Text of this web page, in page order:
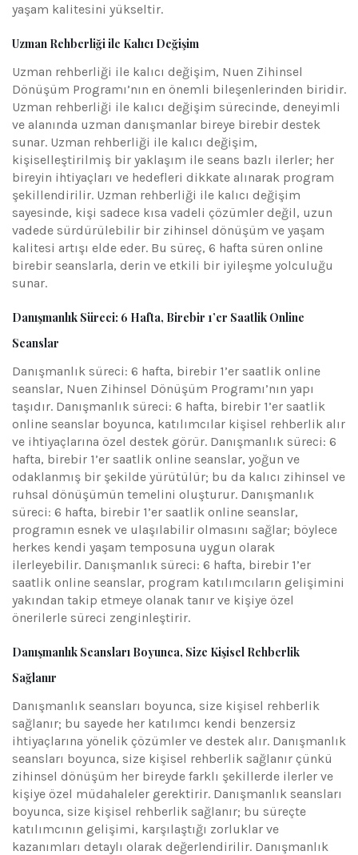
yaşam kalitesini yükseltir.
Uzman Rehberliği ile Kalıcı Değişim
Uzman rehberliği ile kalıcı değişim, Nuen Zihinsel
Dönüşüm Programı’nın en önemli bileşenlerinden biridir.
Uzman rehberliği ile kalıcı değişim sürecinde, deneyimli
ve alanında uzman danışmanlar bireye birebir destek
sunar. Uzman rehberliği ile kalıcı değişim,
kişiselleştirilmiş bir yaklaşım ile seans bazlı ilerler; her
bireyin ihtiyaçları ve hedefleri dikkate alınarak program
şekillendirilir. Uzman rehberliği ile kalıcı değişim
sayesinde, kişi sadece kısa vadeli çözümler değil, uzun
vadede sürdürülebilir bir zihinsel dönüşüm ve yaşam
kalitesi artışı elde eder. Bu süreç, 6 hafta süren online
birebir seanslarla, derin ve etkili bir iyileşme yolculuğu
sunar.
Danışmanlık Süreci: 6 Hafta, Birebir 1’er Saatlik Online
Seanslar
Danışmanlık süreci: 6 hafta, birebir 1’er saatlik online
seanslar, Nuen Zihinsel Dönüşüm Programı’nın yapı
taşıdır. Danışmanlık süreci: 6 hafta, birebir 1’er saatlik
online seanslar boyunca, katılımcılar kişisel rehberlik alır
ve ihtiyaçlarına özel destek görür. Danışmanlık süreci: 6
hafta, birebir 1’er saatlik online seanslar, yoğun ve
odaklanmış bir şekilde yürütülür; bu da kalıcı zihinsel ve
ruhsal dönüşümün temelini oluşturur. Danışmanlık
süreci: 6 hafta, birebir 1’er saatlik online seanslar,
programın esnek ve ulaşılabilir olmasını sağlar; böylece
herkes kendi yaşam temposuna uygun olarak
ilerleyebilir. Danışmanlık süreci: 6 hafta, birebir 1’er
saatlik online seanslar, program katılımcıların gelişimini
yakından takip etmeye olanak tanır ve kişiye özel
önerilerle süreci zenginleştirir.
Danışmanlık Seansları Boyunca, Size Kişisel Rehberlik
Sağlanır
Danışmanlık seansları boyunca, size kişisel rehberlik
sağlanır; bu sayede her katılımcı kendi benzersiz
ihtiyaçlarına yönelik çözümler ve destek alır. Danışmanlık
seansları boyunca, size kişisel rehberlik sağlanır çünkü
zihinsel dönüşüm her bireyde farklı şekillerde ilerler ve
kişiye özel müdahaleler gerektirir. Danışmanlık seansları
boyunca, size kişisel rehberlik sağlanır; bu süreçte
katılımcının gelişimi, karşılaştığı zorluklar ve
kazanımları detaylı olarak değerlendirilir. Danışmanlık